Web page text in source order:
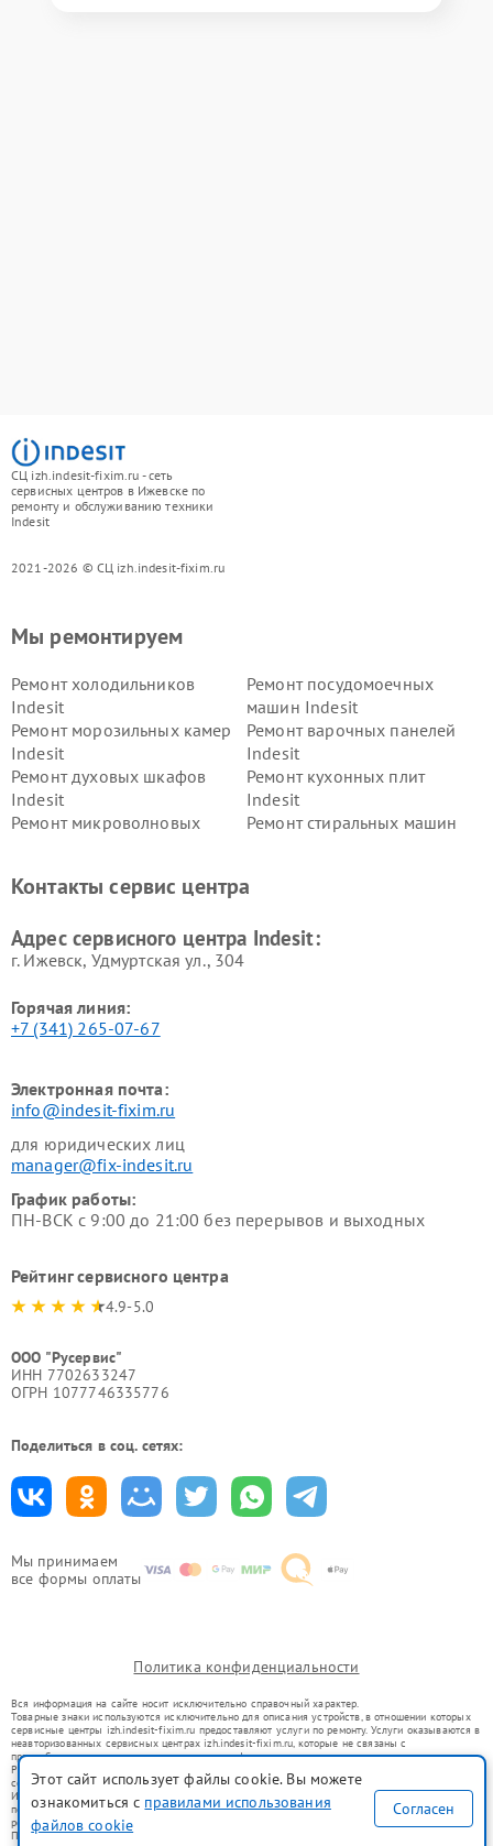
СЦ izh.indesit-fixim.ru - сеть
сервисных центров в Ижевске по
ремонту и обслуживанию техники
Indesit
2021-2026 © СЦ izh.indesit-fixim.ru
Мы принимаем
все формы оплаты
Мы ремонтируем
Ремонт холодильников
Indesit
Ремонт посудомоечных
машин Indesit
Ремонт морозильных камер
Indesit
Ремонт варочных панелей
Indesit
Ремонт духовых шкафов
Indesit
Ремонт кухонных плит
Indesit
Ремонт микроволновых
Ремонт стиральных машин
Indesit
Indesit
Контакты сервис центра
Адрес сервисного центра Indesit:
г. Ижевск, Удмуртская ул., 304
Горячая линия:
+7 (341) 265-07-67
Электронная почта:
info@indesit-fixim.ru
для юридических лиц
manager@fix-indesit.ru
График работы:
ПН-ВСК с 9:00 до 21:00 без перерывов и выходных
Рейтинг сервисного центра
4.9-5.0
ООО "Русервис"
ИНН 7702633247
ОГРН 1077746335776
Поделиться в соц. сетях:
Политика конфиденциальности
Вся информация на сайте носит исключительно справочный характер.
Товарные знаки используются исключительно для описания устройств, в отношении которых
сервисные центры izh.indesit-fixim.ru предоставляют услуги по ремонту. Услуги оказываются в
неавторизованных сервисных центрах izh.indesit-fixim.ru, которые не связаны с
правообладателями товарных знаков или их официальными представителями.
Ремонт осуществляется для устройств, уже введенных в гражданский оборот в соответствии
со статьей 1487 ГК РФ.
Использование товарных знаков не преследует цели индивидуализации услуг или введения
потребителей в заблуждение, а служит для информирования о предоставляемых услугах по
ремонту техники указанных брендов.
Представленная на сайте информация не является публичной офертой, определяемой
Этот сайт использует файлы cookie. Вы можете
ознакомиться с правилами использования
файлов cookie
Согласен